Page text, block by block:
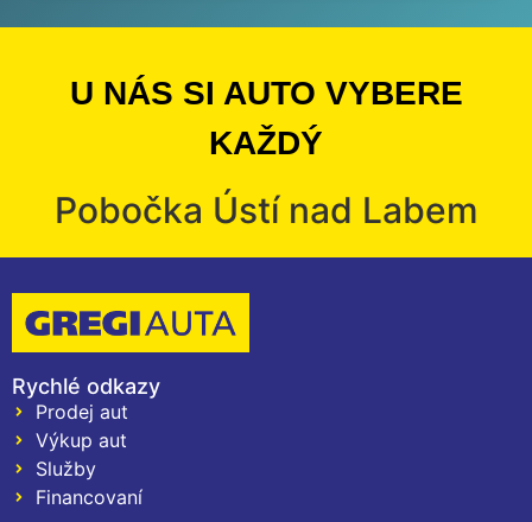
U NÁS SI AUTO VYBERE
KAŽDÝ
Pobočka Ústí nad Labem
Rychlé odkazy
Prodej aut
Výkup aut
Služby
Financovaní